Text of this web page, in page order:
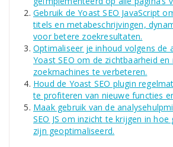
Gebruik de Yoast SEO JavaScript
titels en metabeschrijvingen,
voor betere zoekresultaten.
Optimaliseer je inhoud volgens de
Yoast SEO om de zichtbaarheid en
zoekmachines te verbeteren.
Houd de Yoast SEO plugin
te profiteren van nieuwe functies
Maak gebruik van de
SEO JS om inzicht te krijgen in hoe
zijn geoptimaliseerd.